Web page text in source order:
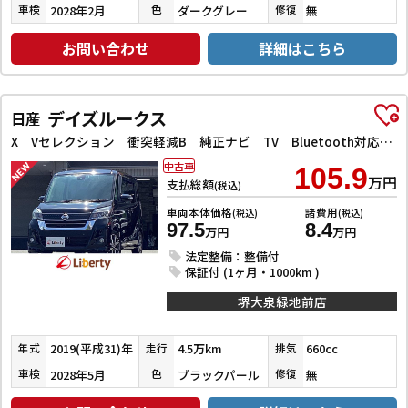
車検 2028年2月 色 ダークグレー 修復 無
お問い合わせ 詳細はこちら
日産 デイズルークス
X Vセレクション 衝突軽減B 純正ナビ TV Bluetooth対応 アラウンドビューモニター 両側自動ドア 革巻きステアリング HIDヘッドライト フォグライト スマートキー プッシュスタート アイドリングストップ
支払総額(税込) 105.9万円
車両本体価格(税込)
97.5万円
諸費用(税込)
8.4万円
法定整備：整備付
保証付 (1ヶ月・1000km )
中古車
堺大泉緑地前店
年式 2019(平成31)年 走行 4.5万km 排気 660cc
車検 2028年5月 色 ブラックパール 修復 無